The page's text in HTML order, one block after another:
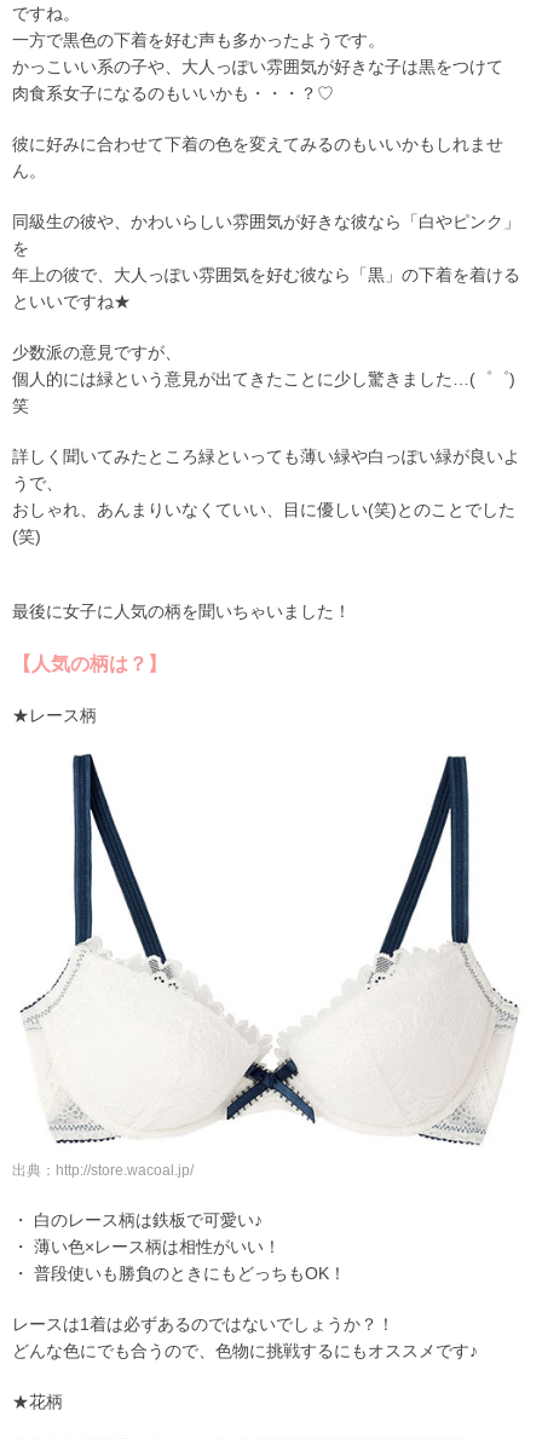
ですね。
一方で黒色の下着を好む声も多かったようです。
かっこいい系の子や、大人っぽい雰囲気が好きな子は黒をつけて
肉食系女子になるのもいいかも・・・？♡
彼に好みに合わせて下着の色を変えてみるのもいいかもしれませ
ん。
同級生の彼や、かわいらしい雰囲気が好きな彼なら「白やピンク」
を
年上の彼で、大人っぽい雰囲気を好む彼なら「黒」の下着を着ける
といいですね★
少数派の意見ですが、
個人的には緑という意見が出てきたことに少し驚きました…(゜゜)
笑
詳しく聞いてみたところ緑といっても薄い緑や白っぽい緑が良いよ
うで、
おしゃれ、あんまりいなくていい、目に優しい(笑)とのことでした
(笑)
最後に女子に人気の柄を聞いちゃいました！
【人気の柄は？】
★レース柄
出典：http://store.wacoal.jp/
・ 白のレース柄は鉄板で可愛い♪
・ 薄い色×レース柄は相性がいい！
・ 普段使いも勝負のときにもどっちもOK！
レースは1着は必ずあるのではないでしょうか？！
どんな色にでも合うので、色物に挑戦するにもオススメです♪
★花柄